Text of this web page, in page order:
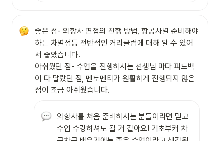
좋은 점- 외항사 면접의 진행 방법, 항공사별 준비해야
하는 차별점등 전반적인 커리큘럼에 대해 알 수 있어
서 좋았습니다.
아쉬웠던 점- 수업을 진행하시는 선생님 마다 피드백
이 다 달랐던 점, 멘토멘티가 원활하게 진행되지 않은
점이 조금 아쉬웠습니다.
외항사를 처음 준비하시는 분들이라면 믿고
수업 수강하셔도 될 거 같아요! 기초부커 차